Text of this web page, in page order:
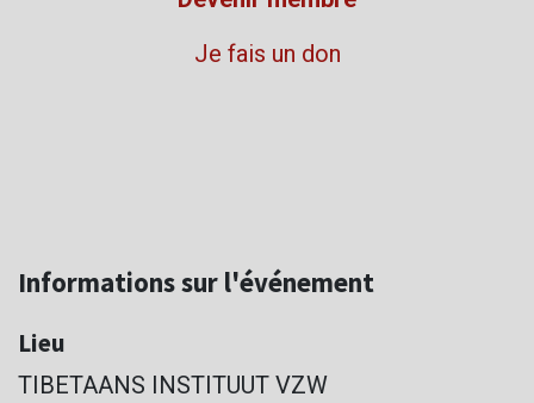
Je fais un don
Informations sur l'événement
Lieu
TIBETAANS INSTITUUT VZW